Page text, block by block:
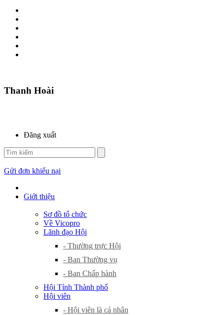
Thanh Hoài
Đăng xuất
Gửi đơn khiếu nại
Giới thiệu
Sơ đồ tổ chức
Về Vicopro
Lãnh đạo Hội
- Thường trực Hội
- Ban Thường vụ
- Ban Chấp hành
Hội Tỉnh Thành phố
Hội viên
- Hội viên là cá nhân